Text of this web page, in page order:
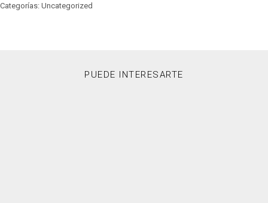
Categorías: Uncategorized
PUEDE INTERESARTE